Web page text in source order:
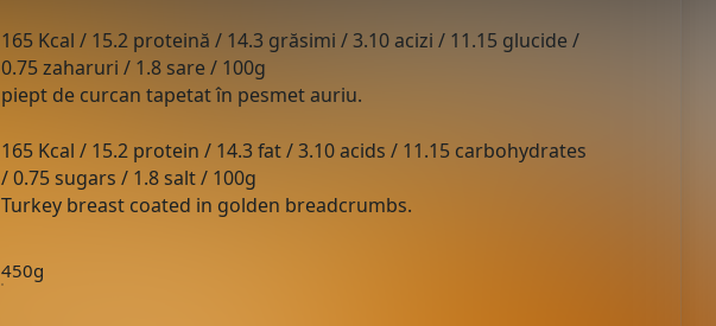
165 Kcal / 15.2 proteină / 14.3 grăsimi / 3.10 acizi / 11.15 glucide /
0.75 zaharuri / 1.8 sare / 100g
piept de curcan tapetat în pesmet auriu.
165 Kcal / 15.2 protein / 14.3 fat / 3.10 acids / 11.15 carbohydrates
/ 0.75 sugars / 1.8 salt / 100g
Turkey breast coated in golden breadcrumbs.
450g